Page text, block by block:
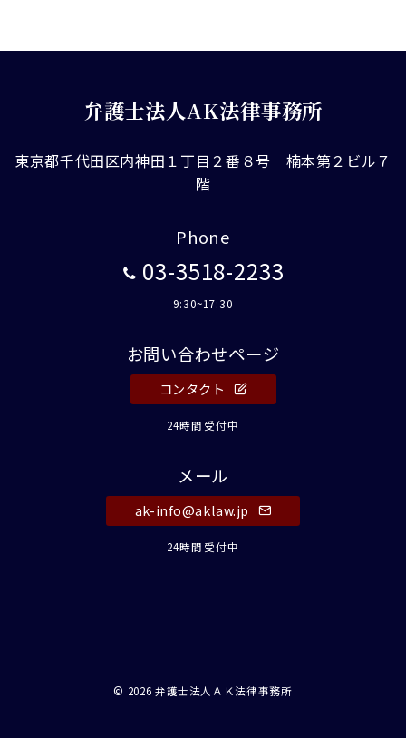
弁護士法人AK法律事務所
東京都千代田区内神田１丁目２番８号 楠本第２ビル７
階
Phone
03-3518-2233
9:30~17:30
お問い合わせページ
コンタクト
24時間受付中
メール
ak-info@aklaw.jp
24時間受付中
© 2026 弁護士法人ＡＫ法律事務所